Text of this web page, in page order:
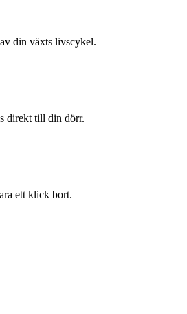
din växts livscykel.
direkt till din dörr.
ett klick bort.